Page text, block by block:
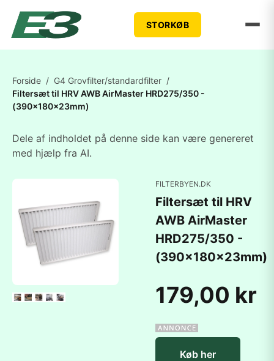
STORKØB
Forside / G4 Grovfilter/standardfilter /
Filtersæt til HRV AWB AirMaster HRD275/350 -
(390x180x23mm)
Dele af indholdet på denne side kan være genereret
med hjælp fra AI.
FILTERBYEN.DK
Filtersæt til HRV
AWB AirMaster
HRD275/350 -
(390x180x23mm)
179,00 kr
Køb her